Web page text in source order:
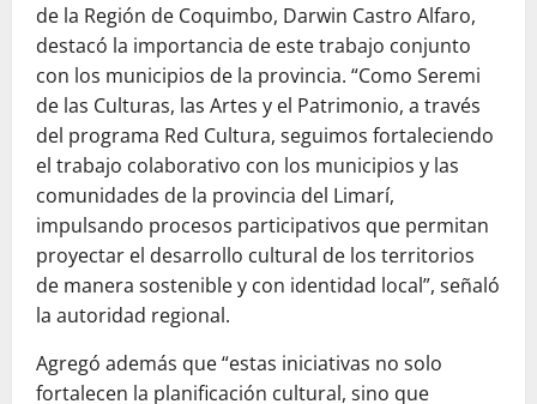
de la Región de Coquimbo, Darwin Castro Alfaro,
destacó la importancia de este trabajo conjunto
con los municipios de la provincia. “Como Seremi
de las Culturas, las Artes y el Patrimonio, a través
del programa Red Cultura, seguimos fortaleciendo
el trabajo colaborativo con los municipios y las
comunidades de la provincia del Limarí,
impulsando procesos participativos que permitan
proyectar el desarrollo cultural de los territorios
de manera sostenible y con identidad local”, señaló
la autoridad regional.
Agregó además que “estas iniciativas no solo
fortalecen la planificación cultural, sino que